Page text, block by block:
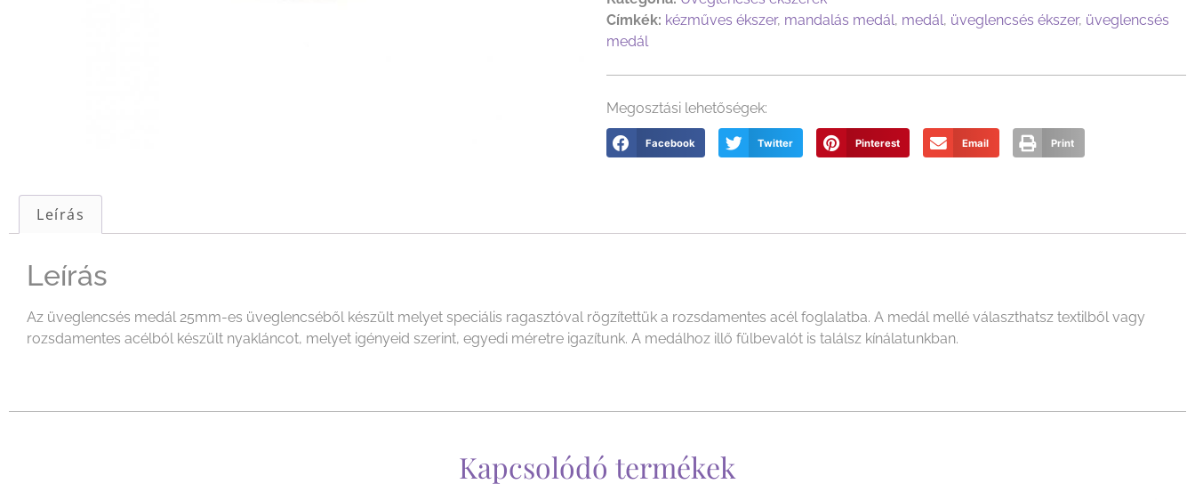
Címkék: kézműves ékszer, mandalás medál, medál, üveglencsés ékszer, üveglencsés
medál
Megosztási lehetőségek:
Facebook Twitter Pinterest Email Print
Leírás
Leírás
Az üveglencsés medál 25mm-es üveglencséből készült melyet speciális ragasztóval rögzítettük a rozsdamentes acél foglalatba. A medál mellé választhatsz textilből vagy
rozsdamentes acélból készült nyakláncot, melyet igényeid szerint, egyedi méretre igazítunk. A medálhoz illő fülbevalót is találsz kínálatunkban.
Kapcsolódó termékek